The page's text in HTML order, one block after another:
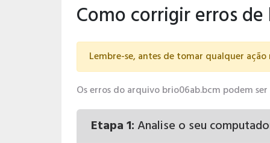
Como corrigir erros de
Lembre-se, antes de tomar qualquer
Os erros do arquivo brio06ab.bcm podem
Etapa 1:Analise o seu